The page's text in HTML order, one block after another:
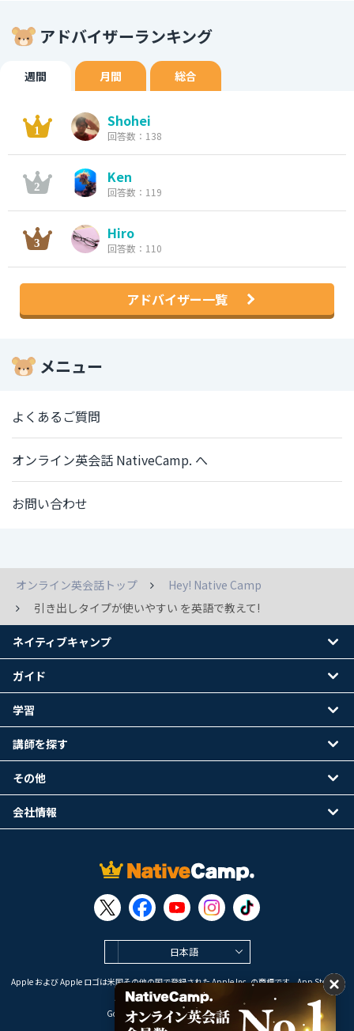
アドバイザーランキング
週間 月間 総合
Shohei
回答数：138
Ken
回答数：119
Hiro
回答数：110
アドバイザー一覧
メニュー
よくあるご質問
オンライン英会話 NativeCamp. へ
お問い合わせ
オンライン英会話トップ
Hey! Native Camp
引き出しタイプが使いやすい を英語で教えて!
日本語
Apple および Apple ロゴは米国その他の国で登録された Apple Inc. の商標です。App Store は
Apple Inc. のサービスマークです。
Google Play は Google LLC の商標です。
ネイティブキャンプ
ガイド
学習
講師を探す
その他
会社情報